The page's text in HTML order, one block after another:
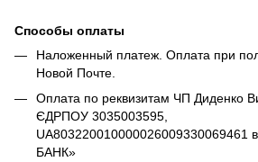
Способы оплаты
Наложенный платеж. Оплата при
Новой Почте.
Оплата по реквизитам ЧП Диденко
ЄДРПОУ 3035003595,
БАНК»